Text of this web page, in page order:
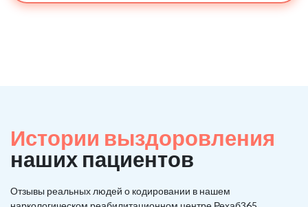
Истории выздоровления
наших пациентов
Отзывы реальных людей о кодировании в нашем